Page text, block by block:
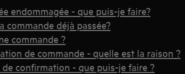
endommagée - que puis-je faire?
commande déjà passée?
commande ?
de commande - quelle est la raison ?
confirmation - que puis-je faire ?